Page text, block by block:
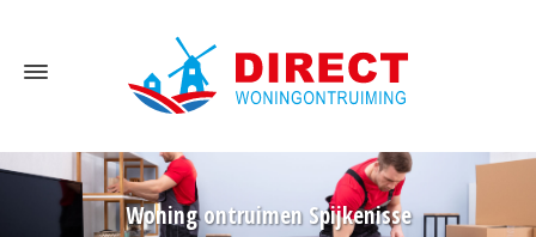
Woning ontruimen Spijkenisse